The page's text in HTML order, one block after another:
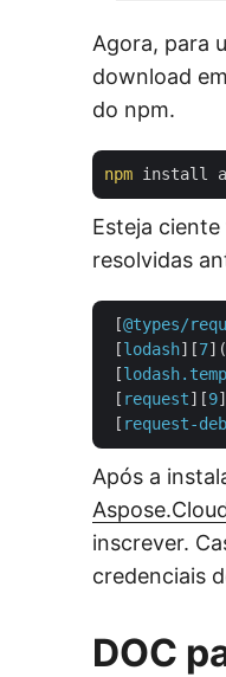
Agora, para
download em
do npm.
npm
Esteja
resolvidas
[@types/
[lodash][7
[
[ request][9
[ request-
Após a
inscrever.
credenciais
DOC